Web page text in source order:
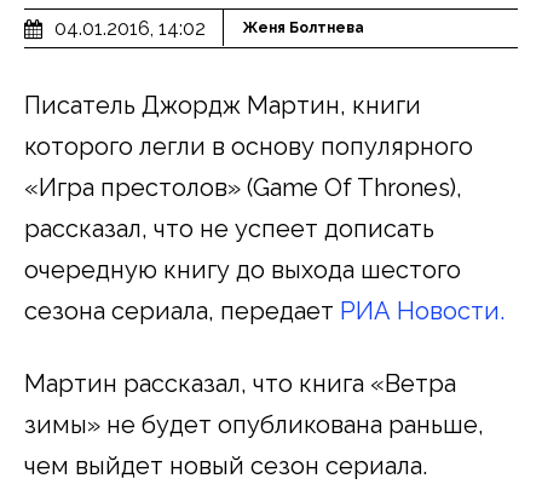
04.01.2016, 14:02 Женя Болтнева
Писатель Джордж Мартин, книги
которого легли в основу популярного
«Игра престолов» (Game Of Thrones),
рассказал, что не успеет дописать
очередную книгу до выхода шестого
сезона сериала, передает РИА Новости.
Мартин рассказал, что книга «Ветра
зимы» не будет опубликована раньше,
чем выйдет новый сезон сериала.